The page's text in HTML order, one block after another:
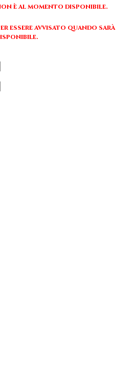
è al momento disponibile.
essere avvisato quando sarà